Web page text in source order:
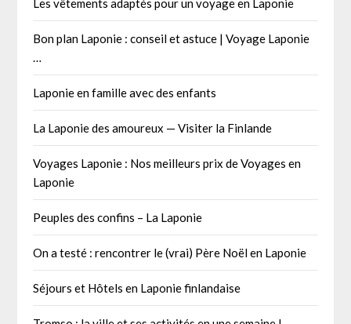
Les vêtements adaptés pour un voyage en Laponie
Bon plan Laponie : conseil et astuce | Voyage Laponie
…
Laponie en famille avec des enfants
La Laponie des amoureux — Visiter la Finlande
Voyages Laponie : Nos meilleurs prix de Voyages en
Laponie
Peuples des confins – La Laponie
On a testé : rencontrer le (vrai) Père Noël en Laponie
Séjours et Hôtels en Laponie finlandaise